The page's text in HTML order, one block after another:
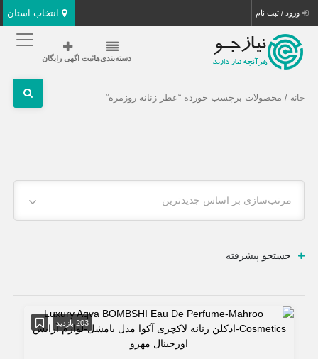
انتخاب استان ورود / ثبت نام
دسته‌بندی‌هاثبت اگهی رایگان
خانه / محصولات برچسب خورده “عطر زنانه روزمره”
مرتب‌سازی بر اساس جدیدترین
جستجو پیشرفته
203 بازدید